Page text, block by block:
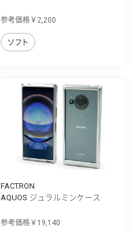
参考価格￥2,200
ソフト
FACTRON
AQUOS ジュラルミンケース
参考価格￥19,140